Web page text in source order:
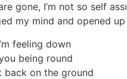
gone, I’m not so self
my mind and opened
feeling down
being round
back on the ground